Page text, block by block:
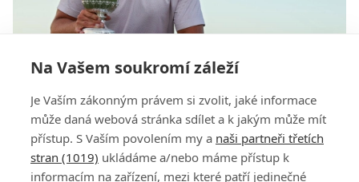
Na Vašem soukromí záleží
Je Vaším zákonným právem si zvolit, jaké informace
může daná webová stránka sdílet a k jakým může mít
přístup. S Vaším povolením my a naši partneři třetích
stran (1019) ukládáme a/nebo máme přístup k
informacím na zařízení, mezi které patří jedinečné
Nenávist diváků i ztráta náskoku. Clark přesto v
Shinnecock Hills vydřel druhý titul z US Open